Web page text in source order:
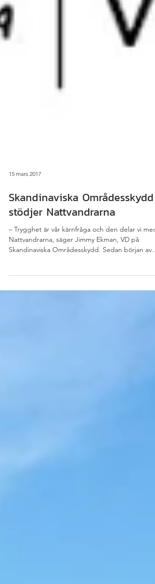
15 mars 2017
Skandinaviska Områdesskydd
stödjer Nattvandrarna
Skandinaviska Områdesskydd. Sedan början av